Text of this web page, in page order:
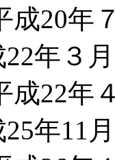
成20年
22年３
成22年
25年11